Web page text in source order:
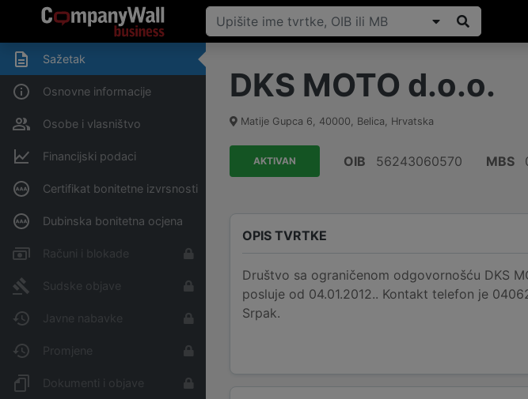
Sažetak
Osnovne informacije
Osobe i vlasništvo
Financijski podaci
Certifikat bonitetne izvrsnosti
Dubinska bonitetna ocjena
Računi i blokade
Sudske objave
Javne nabavke
Promjene
Dokumenti i objave
DKS MOTO d.o.o.
Matije Gupca 6, 40000, Belica, Hrvatska
AKTIVAN OIB 56243060570 MBS
OPIS TVRTKE
Društvo sa ograničenom odgovornošću DKS
posluje od 04.01.2012.. Kontakt telefon je
Srpak.